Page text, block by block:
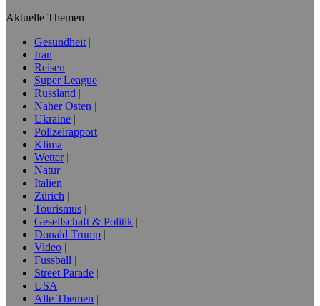
Aktuelle Themen
Gesundheit
Iran
Reisen
Super League
Russland
Naher Osten
Ukraine
Polizeirapport
Klima
Wetter
Natur
Italien
Zürich
Tourismus
Gesellschaft & Politik
Donald Trump
Video
Fussball
Street Parade
USA
Alle Themen